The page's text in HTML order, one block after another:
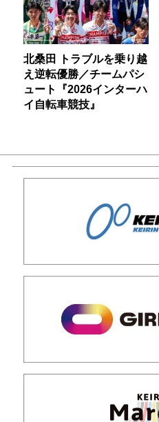
北桑田 トラブルを乗り越
え逆転優勝／チームパシ
ュート『2026インターハ
イ自転車競技』